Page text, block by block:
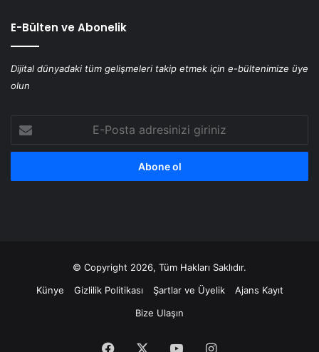
E-Bülten ve Abonelik
Dijital dünyadaki tüm gelişmeleri takip etmek için e-bültenimize üye
olun
Posta
adresinizi
© Copyright 2026, Tüm Hakları Saklıdır.
Künye
Gizlilik Politikası Şartlar ve Üyelik
Ajans Kayıt
Bize Ulaşın
Facebook YouTubeInstagram